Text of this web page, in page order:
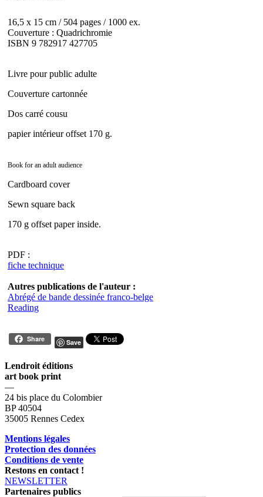
16,5 x 15 cm / 504 pages / 1000 ex.
Couverture : Quadrichromie
ISBN 9 782917 427705
Livre pour public adulte
Couverture cartonnée
Dos carré cousu
papier intérieur offset 170 g.
Book for an adult audience
Cardboard cover
Sewn square back
170 g offset paper inside.
PDF :
fiche technique
Autres publications de l'auteur :
Abrégé de bande dessinée franco-belge
Reading
Share Save
Lendroit éditions
art book print
—
24 bis place du Colombier
BP 40504
35005 Rennes Cedex
Mentions légales
Protection des données
Conditions de vente
Restons en contact !
NEWSLETTER
Partenaires publics